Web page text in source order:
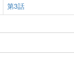
第3話